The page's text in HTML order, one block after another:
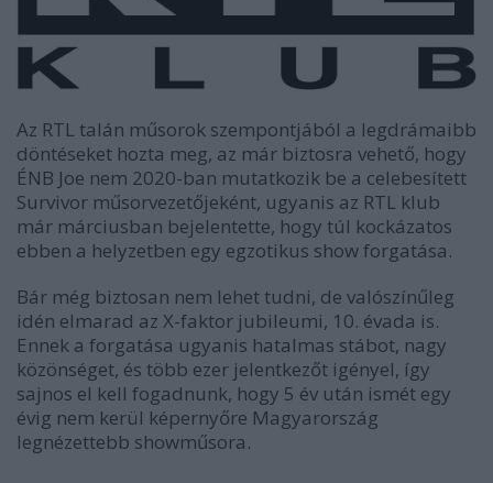
Az RTL talán műsorok szempontjából a legdrámaibb
döntéseket hozta meg, az már biztosra vehető, hogy
ÉNB Joe nem 2020-ban mutatkozik be a celebesített
Survivor műsorvezetőjeként, ugyanis az RTL klub
már márciusban bejelentette, hogy túl kockázatos
ebben a helyzetben egy egzotikus show forgatása.
Bár még biztosan nem lehet tudni, de valószínűleg
idén elmarad az X-faktor jubileumi, 10. évada is.
Ennek a forgatása ugyanis hatalmas stábot, nagy
közönséget, és több ezer jelentkezőt igényel, így
sajnos el kell fogadnunk, hogy 5 év után ismét egy
évig nem kerül képernyőre Magyarország
legnézettebb showműsora.